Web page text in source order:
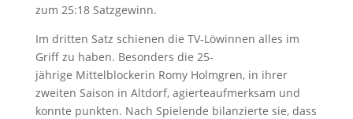
zum 25:18 Satzgewinn.
Im dritten Satz schienen die TV-Löwinnen alles im
Griff zu haben. Besonders die 25-
jährige Mittelblockerin Romy Holmgren, in ihrer
zweiten Saison in Altdorf, agierteaufmerksam und
konnte punkten. Nach Spielende bilanzierte sie, dass